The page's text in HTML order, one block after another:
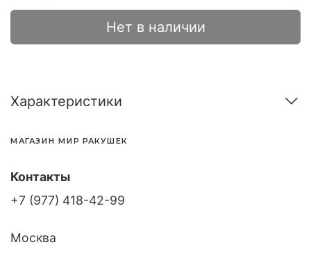
Нет в наличии
Характеристики
МАГАЗИН МИР РАКУШЕК
Контакты
+7 (977) 418-42-99
Москва